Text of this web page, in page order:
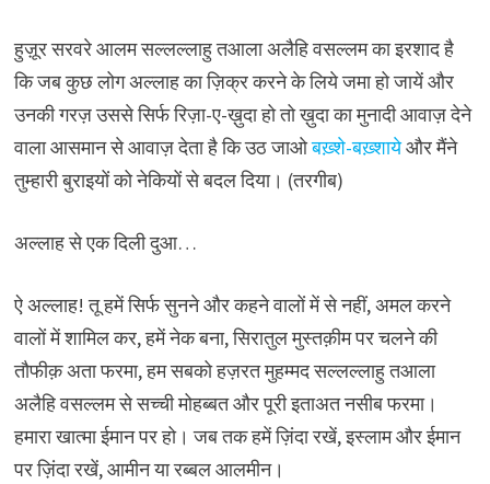
हुज़ूर सरवरे आलम सल्लल्लाहु तआला अलैहि वसल्लम का इरशाद है
कि जब कुछ लोग अल्लाह का ज़िक्र करने के लिये जमा हो जायें और
उनकी गरज़ उससे सिर्फ रिज़ा-ए-ख़ुदा हो तो ख़ुदा का मुनादी आवाज़ देने
वाला आसमान से आवाज़ देता है कि उठ जाओबख़्शे-बख़्शायेऔर मैंने
तुम्हारी बुराइयों को नेकियों से बदल दिया। (तरगीब)
अल्लाह से एक दिली दुआ…
ऐ अल्लाह! तू हमें सिर्फ सुनने और कहने वालों में से नहीं, अमल करने
वालों में शामिल कर, हमें नेक बना, सिरातुल मुस्तक़ीम पर चलने की
तौफीक़ अता फरमा, हम सबको हज़रत मुहम्मद सल्लल्लाहु तआला
अलैहि वसल्लम से सच्ची मोहब्बत और पूरी इताअत नसीब फरमा।
हमारा खात्मा ईमान पर हो। जब तक हमें ज़िंदा रखें, इस्लाम और ईमान
पर ज़िंदा रखें, आमीन या रब्बल आलमीन।